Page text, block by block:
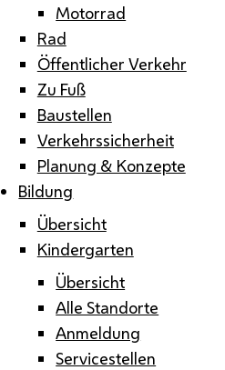
Motorrad
Rad
Öffentlicher Verkehr
Zu Fuß
Baustellen
Verkehrssicherheit
Planung & Konzepte
Bildung
Übersicht
Kindergarten
Übersicht
Alle Standorte
Anmeldung
Servicestellen